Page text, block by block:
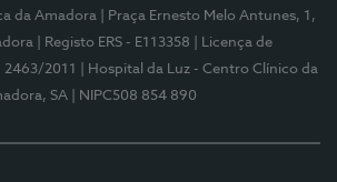
da Amadora
| Praça Ernesto Melo Antunes, 1,
| Registo ERS - E113358
| Licença de
2463/2011
| Hospital da Luz - Centro Clínico da
SA
| NIPC508 854 890